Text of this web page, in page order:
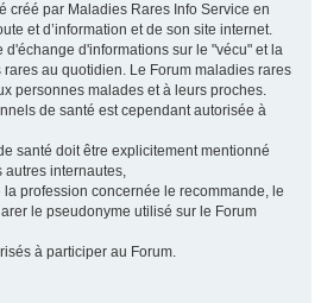
créé par Maladies Rares Info Service en
et d’information et de son site internet.
d'échange d'informations sur le "vécu" et la
au quotidien. Le Forum maladies rares
personnes malades et à leurs proches.
de santé est cependant autorisée à
santé doit être explicitement mentionné
autres internautes,
profession concernée le recommande, le
le pseudonyme utilisé sur le Forum
à participer au Forum.